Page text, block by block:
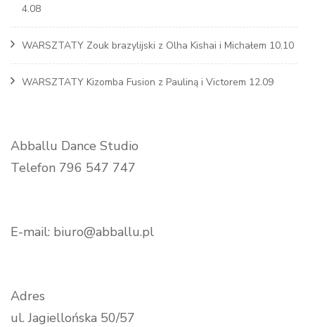
4.08
WARSZTATY Zouk brazylijski z Olha Kishai i Michałem 10.10
WARSZTATY Kizomba Fusion z Pauliną i Victorem 12.09
Abballu Dance Studio
Telefon 796 547 747
E-mail: biuro@abballu.pl
Adres
ul. Jagiellońska 50/57